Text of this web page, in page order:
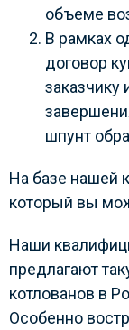
объеме
В рамках
договор
заказчику
шпунт
На базе нашей
который вы
Наши
предлагают
котлованов в
Особенно